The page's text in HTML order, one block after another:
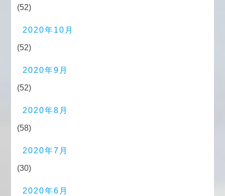
(52)
2020年10月
(52)
2020年9月
(52)
2020年8月
(58)
2020年7月
(30)
2020年6月